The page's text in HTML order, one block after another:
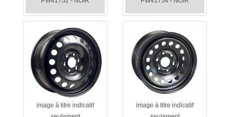
image à titre indicatif
image à titre indicatif